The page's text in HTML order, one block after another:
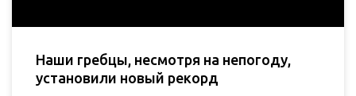
Наши гребцы, несмотря на непогоду,
установили новый рекорд